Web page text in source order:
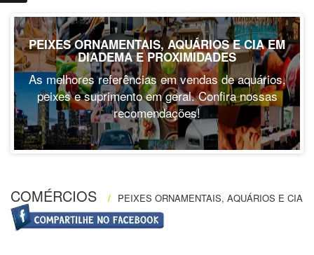
PEIXES ORNAMENTAIS, AQUÁRIOS E CIA EM
DIADEMA E PROXIMIDADES
As melhores referências em vendas de aquários,
peixes e suprimento em geral. Confira nossas
recomendações!
COMÉRCIOS / PEIXES ORNAMENTAIS, AQUÁRIOS E CIA